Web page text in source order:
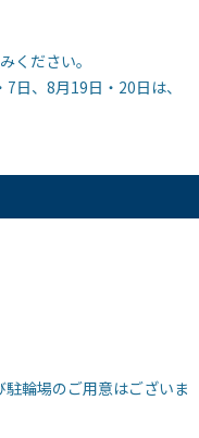
ください。
、8月19日・20日は、
輪場のご用意はございま